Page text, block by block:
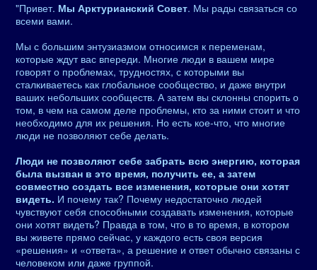
"Привет. Мы Арктурианский Совет. Мы рады связаться со
всеми вами.
Мы с большим энтузиазмом относимся к переменам,
которые ждут вас впереди. Многие люди в вашем мире
говорят о проблемах, трудностях, с которыми вы
сталкиваетесь как глобальное сообщество, и даже внутри
ваших небольших сообществ. А затем вы склонны спорить о
том, в чем на самом деле проблемы, кто за ними стоит и что
необходимо для их решения. Но есть кое-что, что многие
люди не позволяют себе делать.
Люди не позволяют себе забрать всю энергию, которая
была вызван в это время, получить ее, а затем
совместно создать все изменения, которые они хотят
видеть. И почему так? Почему недостаточно людей
чувствуют себя способными создавать изменения, которые
они хотят видеть? Правда в том, что в то время, в котором
вы живете прямо сейчас, у каждого есть своя версия
«решения» и «ответа», а решение и ответ обычно связаны с
человеком или даже группой.